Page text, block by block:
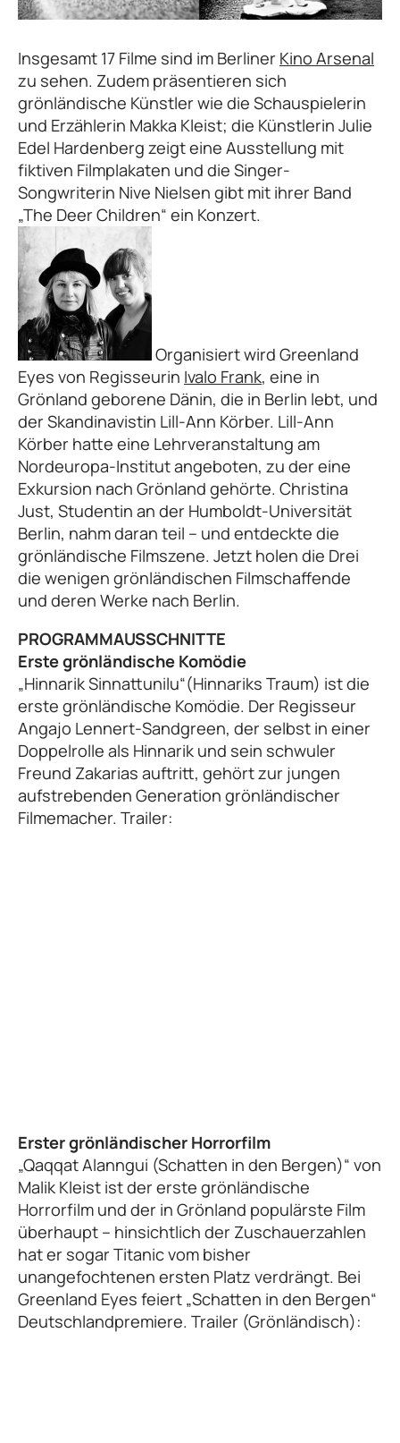
Insgesamt 17 Filme sind im Berliner Kino Arsenal
zu sehen. Zudem präsentieren sich
grönländische Künstler wie die Schauspielerin
und Erzählerin Makka Kleist; die Künstlerin Julie
Edel Hardenberg zeigt eine Ausstellung mit
fiktiven Filmplakaten und die Singer-
Songwriterin Nive Nielsen gibt mit ihrer Band
„The Deer Children“ ein Konzert.
Organisiert wird Greenland
Eyes von Regisseurin Ivalo Frank, eine in
Grönland geborene Dänin, die in Berlin lebt, und
der Skandinavistin Lill-Ann Körber. Lill-Ann
Körber hatte eine Lehrveranstaltung am
Nordeuropa-Institut angeboten, zu der eine
Exkursion nach Grönland gehörte. Christina
Just, Studentin an der Humboldt-Universität
Berlin, nahm daran teil – und entdeckte die
grönländische Filmszene. Jetzt holen die Drei
die wenigen grönländischen Filmschaffende
und deren Werke nach Berlin.
PROGRAMMAUSSCHNITTE
Erste grönländische Komödie
„Hinnarik Sinnattunilu“(Hinnariks Traum) ist die
erste grönländische Komödie. Der Regisseur
Angajo Lennert-Sandgreen, der selbst in einer
Doppelrolle als Hinnarik und sein schwuler
Freund Zakarias auftritt, gehört zur jungen
aufstrebenden Generation grönländischer
Filmemacher. Trailer:
Erster grönländischer Horrorfilm
„Qaqqat Alanngui (Schatten in den Bergen)“ von
Malik Kleist ist der erste grönländische
Horrorfilm und der in Grönland populärste Film
überhaupt – hinsichtlich der Zuschauerzahlen
hat er sogar Titanic vom bisher
unangefochtenen ersten Platz verdrängt. Bei
Greenland Eyes feiert „Schatten in den Bergen“
Deutschlandpremiere. Trailer (Grönländisch):